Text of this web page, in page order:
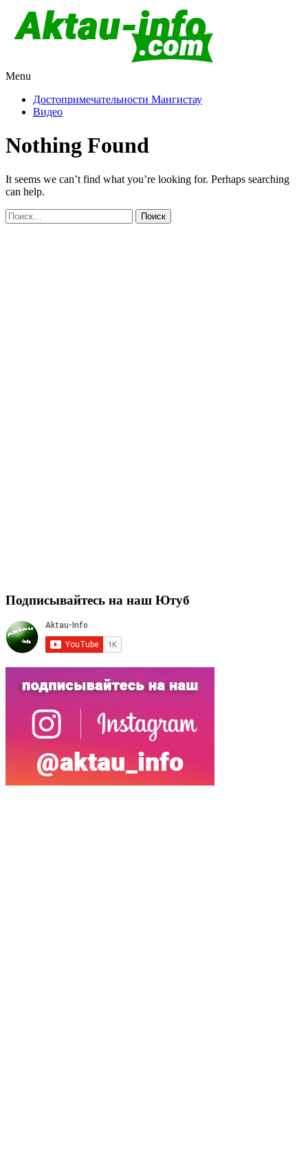
Казахстан
Menu
Достопримечательности Мангистау
Видео
Nothing Found
It seems we can’t find what you’re looking for. Perhaps searching
can help.
Найти:
Подписывайтесь на наш Ютуб